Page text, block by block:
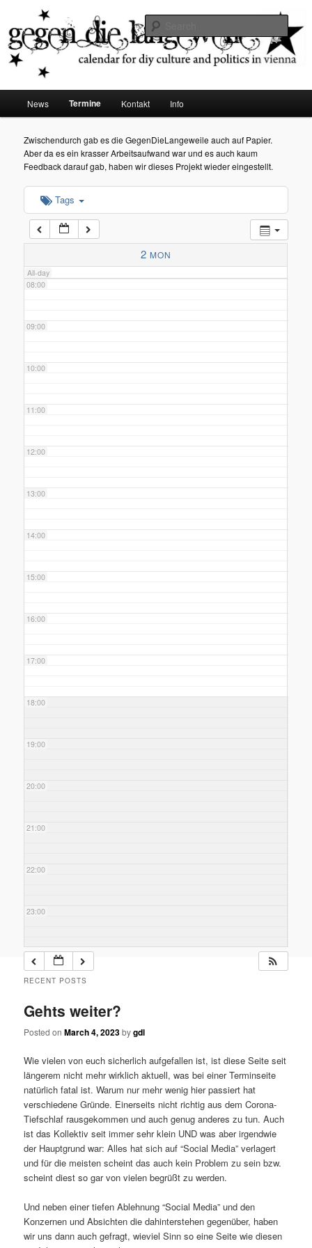
Gegen die Langeweile
diy dates vienna
Skip
to
primary
content
News Termine Kontakt Info
Zwischendurch gab es die GegenDieLangeweile auch auf Papier.
Aber da es ein krasser Arbeitsaufwand war und es auch kaum
Feedback darauf gab, haben wir dieses Projekt wieder eingestellt.
Tags
2 MON
All-day
02:00
03:00
04:00
05:00
06:00
07:00
08:00
09:00
10:00
11:00
12:00
13:00
14:00
15:00
16:00
17:00
18:00
19:00
20:00
21:00
22:00
23:00
RECENT POSTS
Gehts weiter?
Posted onMarch 4, 2023bygdl
Wie vielen von euch sicherlich aufgefallen ist, ist diese Seite seit
längerem nicht mehr wirklich aktuell, was bei einer Terminseite
natürlich fatal ist. Warum nur mehr wenig hier passiert hat
verschiedene Gründe. Einerseits nicht richtig aus dem Corona-
Tiefschlaf rausgekommen und auch genug anderes zu tun. Auch
ist das Kollektiv seit immer sehr klein UND was aber irgendwie
der Hauptgrund war: Alles hat sich auf “Social Media” verlagert
und für die meisten scheint das auch kein Problem zu sein bzw.
scheint diest so gar von vielen begrüßt zu werden.
Und neben einer tiefen Ablehnung “Social Media” und den
Konzernen und Absichten die dahinterstehen gegenüber, haben
wir uns dann auch gefragt, wieviel Sinn so eine Seite wie diesen